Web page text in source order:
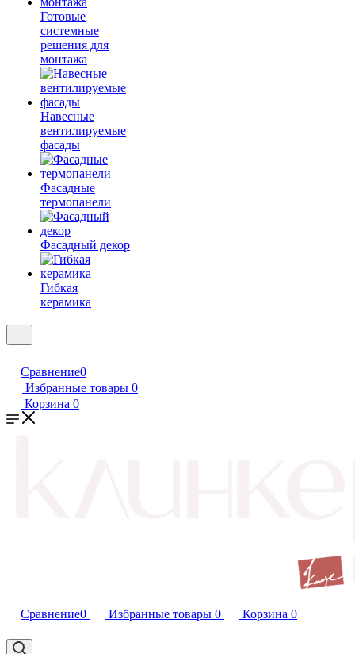
Готовые
системные
решения для
монтажа
Навесные
вентилируемые
фасады
Фасадные
термопанели
Фасадный декор
Гибкая
керамика
Сравнение0
Избранные товары 0
Корзина 0
Сравнение0 Избранные товары 0 Корзина 0